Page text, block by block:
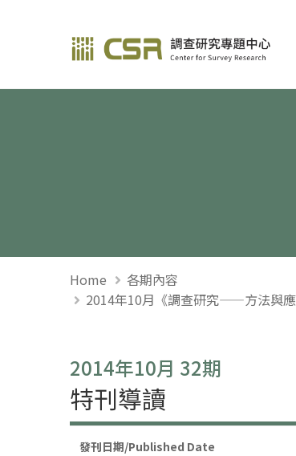
調查研究—方法與
Home
各期內容
2014年10月《調查研究——方法與應
2014年10月 32期
特刊導讀
發刊日期/Published Date